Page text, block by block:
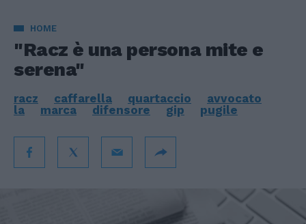
HOME
"Racz è una persona mite e
serena"
racz caffarella quartaccio
avvocato
la
marca difensore gip pugile